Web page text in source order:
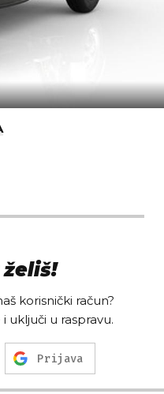
korisnički račun?
uključi u raspravu.
Prijava